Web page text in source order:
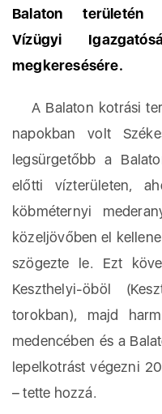
Balaton területén
Vízügyi
megkeresésére.
A Balaton kotrási
napokban volt
legsürgetőbb a
előtti vízterületen,
köbméternyi
közeljövőben el
szögezte le. Ezt
Keszthelyi-öböl
torokban), majd
medencében és a
lepelkotrást végezni
– tette hozzá.